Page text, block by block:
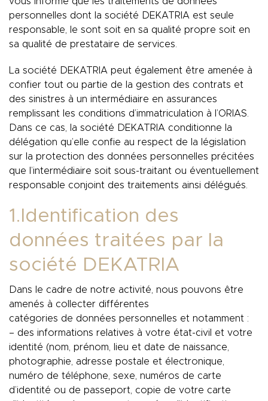
personnelles dont la société DEKATRIA est seule
responsable, le sont soit en sa qualité propre soit en
sa qualité de prestataire de services.
La société DEKATRIA peut également être amenée à
confier tout ou partie de la gestion des contrats et
des sinistres à un intermédiaire en assurances
remplissant les conditions d’immatriculation à l’ORIAS.
Dans ce cas, la société DEKATRIA conditionne la
délégation qu’elle confie au respect de la législation
sur la protection des données personnelles précitées
que l’intermédiaire soit sous-traitant ou éventuellement
responsable conjoint des traitements ainsi délégués.
1.Identification des
données traitées par la
société DEKATRIA
Dans le cadre de notre activité, nous pouvons être
amenés à collecter différentes
catégories de données personnelles et notamment :
– des informations relatives à votre état-civil et votre
identité (nom, prénom, lieu et date de naissance,
photographie, adresse postale et électronique,
numéro de téléphone, sexe, numéros de carte
d’identité ou de passeport, copie de votre carte